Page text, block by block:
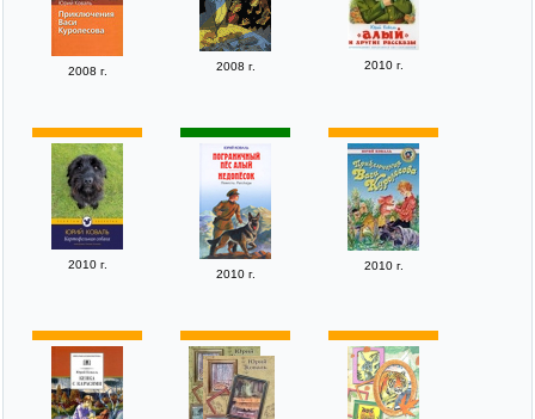
2008 г. 2008 г. 2010 г.
2010 г.
2010 г.
2010 г.